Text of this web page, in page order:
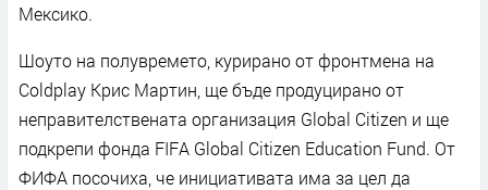
Мексико.
Шоуто на полувремето, курирано от фронтмена на
Coldplay Крис Мартин, ще бъде продуцирано от
неправителствената организация Global Citizen и ще
подкрепи фонда FIFA Global Citizen Education Fund. От
ФИФА посочиха, че инициативата има за цел да